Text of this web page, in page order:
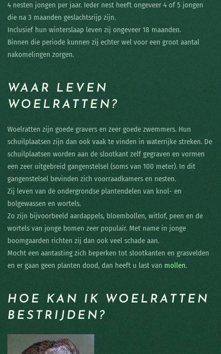
4 nesten jongen per jaar. Ieder nest heeft ongeveer 4 of 5 jongen
die na 3 maanden geslachtsrijp zijn.
Inclusief hun winterslaap leven zij ongeveer 18 maanden.
Binnen die periode kunnen zij echter wel voor een groot aantal
nakomelingen zorgen.
WAAR LEVEN
WOELRATTEN?
Woelratten zijn goede gravers en zeer goede zwemmers. Hun
schuilplaatsen zijn dan ook vaak te vinden in waterrijke streken. De
schuilplaatsen worden aan de slootkant zelf gegraven en vormen
een zeer uitgebreid gangenstelsel (soms van 100 meter). In dit
gangenstelsel bevinden zich voorraadkamers en nesten.
Zij leven van de ondergrondse plantendelen van knol- en
bolgewassen en wortels.
Zo zijn bijvoorbeeld aardappels, bloembollen, witlof, peen en de
wortels van jonge bomen zeer populair. Met name in jonge
boomgaarden richten zij dan ook veel schade aan.
Mocht een aantasting zich beperken tot slootkanten en grasvelden
en er gaan geen planten dood, dan heeft u last van mollen.
HOE KAN IK WOELRATTEN
BESTRIJDEN?